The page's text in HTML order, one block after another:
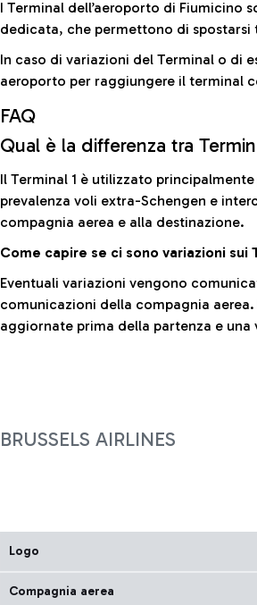
I Terminal dell’aeroporto di Fiumicino
dedicata, che permettono di spostarsi
In caso di variazioni del Terminal o di
aeroporto per raggiungere il terminal
FAQ
Qual è la differenza tra
Il Terminal 1 è utilizzato
prevalenza voli extra-Schengen e
compagnia aerea e alla destinazione.
Come capire se ci sono variazioni sui
Eventuali variazioni vengono
comunicazioni della compagnia
aggiornate prima della partenza e
BRUSSELS AIRLINES
Logo
Compagnia aerea